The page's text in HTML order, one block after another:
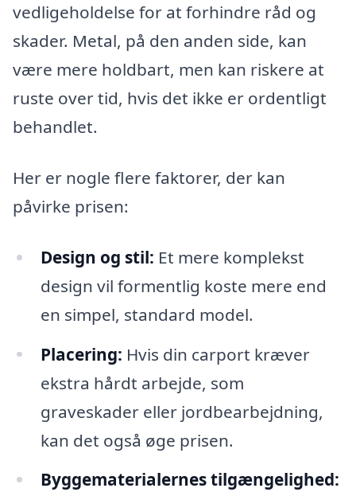
vedligeholdelse for at forhindre råd og
skader. Metal, på den anden side, kan
være mere holdbart, men kan riskere at
ruste over tid, hvis det ikke er ordentligt
behandlet.
Her er nogle flere faktorer, der kan
påvirke prisen:
Design og stil: Et mere komplekst
design vil formentlig koste mere end
en simpel, standard model.
Placering: Hvis din carport kræver
ekstra hårdt arbejde, som
graveskader eller jordbearbejdning,
kan det også øge prisen.
Byggematerialernes tilgængelighed: